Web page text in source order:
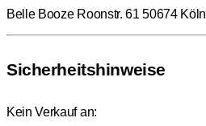
Belle Booze Roonstr. 61 50674 Köln
Sicherheitshinweise
Kein Verkauf an: